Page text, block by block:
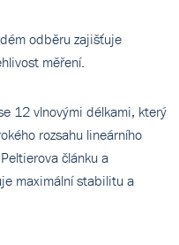
odběru zajišťuje
měření.
12 vlnovými délkami, který
rozsahu lineárního
článku a
maximální stabilitu a